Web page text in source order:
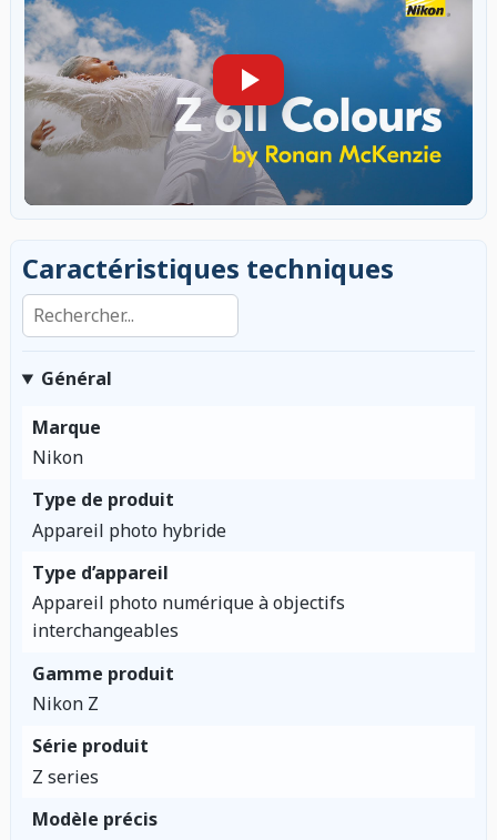
Caractéristiques techniques
Rechercher dans les caractéristiques
Général
Marque
Nikon
Type de produit
Appareil photo hybride
Type d’appareil
Appareil photo numérique à objectifs
interchangeables
Gamme produit
Nikon Z
Série produit
Z series
Modèle précis